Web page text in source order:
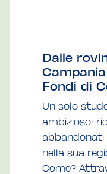
Dalle
Fondi di
Un solo
ambizioso:
abbandonati
nella sua
Come?